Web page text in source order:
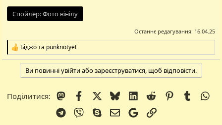
Спойлер:Фото вінілу
Останнє редагування: 16.04.25
Р
е
ї
Біджота punknotyet
Ви повинні увійти або зареєструватися, щоб відповісти.
Поділитися: MastodonFacebookX (Twitter)
BlueskyLinkedIn
Reddit PinterestTumblr
Telegram
ViberSkypeE-mailGoogleПосилання